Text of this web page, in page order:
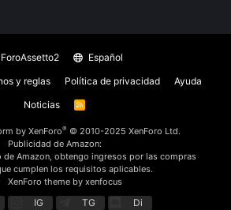
ForoAssetto2
Español
y reglas Política de privacidad
Ayuda
Noticias
R
by XenForo® © 2010-2025 XenForo Ltd.
Publicidad de Amazon:
de Amazon, obtengo ingresos por las compras
cumplen los requisitos aplicables.
XenForo theme by xenfocus
IG TG Di